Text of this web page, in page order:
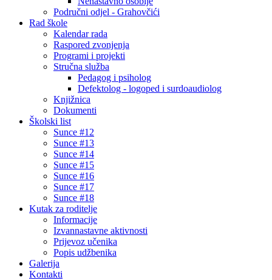
Područni odjel - Grahovčići
Rad škole
Kalendar rada
Raspored zvonjenja
Programi i projekti
Stručna služba
Pedagog i psiholog
Defektolog - logoped i surdoaudiolog
Knjižnica
Dokumenti
Školski list
Sunce #12
Sunce #13
Sunce #14
Sunce #15
Sunce #16
Sunce #17
Sunce #18
Kutak za roditelje
Informacije
Izvannastavne aktivnosti
Prijevoz učenika
Popis udžbenika
Galerija
Kontakti